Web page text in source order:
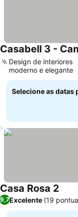
Casabell 3 -
Design de interiores
moderno e elegante
Selecione as datas
Casa Rosa 2
9,7Excelente (19